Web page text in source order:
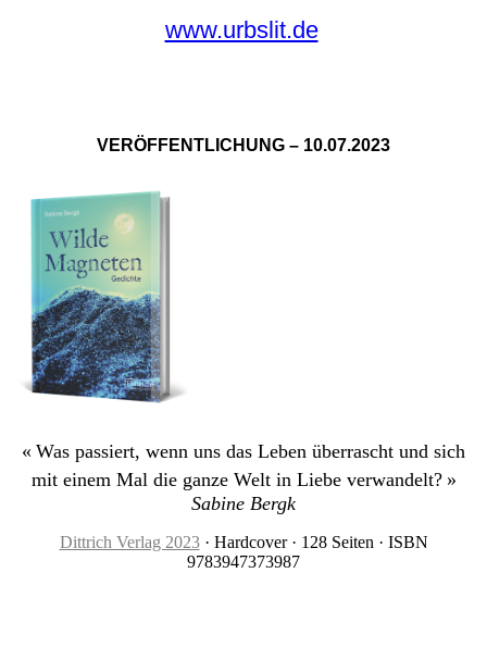
www.urbslit.de
VERÖFFENTLICHUNG – 10.07.2023
« Was passiert, wenn uns das Leben überrascht und sich
mit einem Mal die ganze Welt in Liebe verwandelt? »
Sabine Bergk
Dittrich Verlag 2023· Hardcover · 128 Seiten · ISBN
9783947373987